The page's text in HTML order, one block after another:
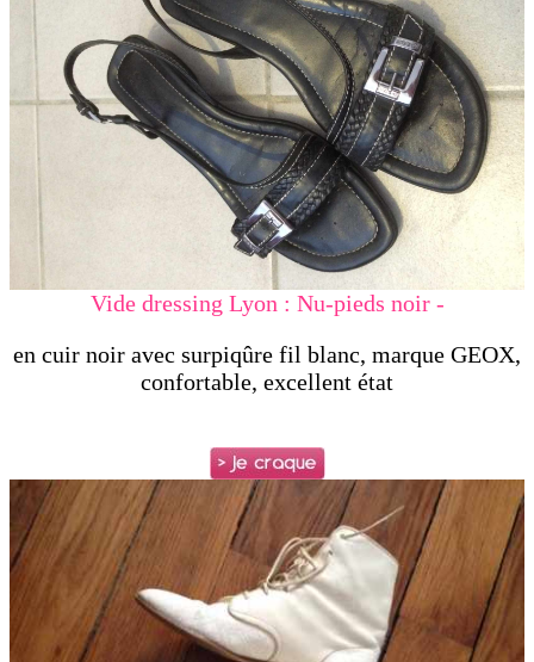
Vide dressing Lyon : Nu-pieds noir -
en cuir noir avec surpiqûre fil blanc, marque GEOX,
confortable, excellent état